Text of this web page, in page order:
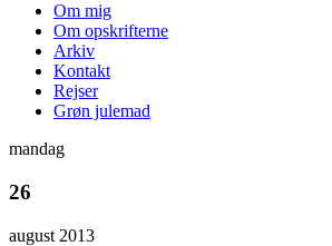
Om mig
Om opskrifterne
Arkiv
Kontakt
Rejser
Grøn julemad
mandag
26
august 2013